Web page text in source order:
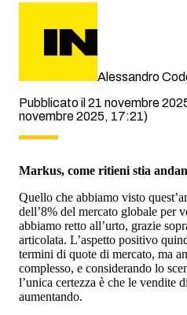
Alessandro
Pubblicato il 21 novembre
novembre 2025, 17:21)
Markus, come ritieni stia
Quello che abbiamo visto
dell’8% del mercato globale per
abbiamo retto all’urto, grazie
articolata. L’aspetto positivo
termini di quote di mercato, ma
complesso, e considerando lo
l’unica certezza è che le vendite
aumentando.